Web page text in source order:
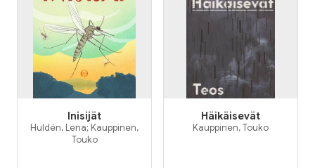
Inisijät
Huldén, Lena; Kauppinen,
Touko
Häikäisevät
Kauppinen, Touko